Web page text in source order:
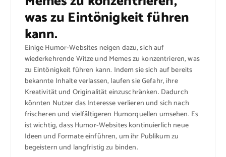
was zu Eintönigkeit führen
kann.
Einige Humor-Websites neigen dazu, sich auf
wiederkehrende Witze und Memes zu konzentrieren, was
zu Eintönigkeit führen kann. Indem sie sich auf bereits
bekannte Inhalte verlassen, laufen sie Gefahr, ihre
Kreativität und Originalität einzuschränken. Dadurch
könnten Nutzer das Interesse verlieren und sich nach
frischeren und vielfältigeren Humorquellen umsehen. Es
ist wichtig, dass Humor-Websites kontinuierlich neue
Ideen und Formate einführen, um ihr Publikum zu
begeistern und langfristig zu binden.